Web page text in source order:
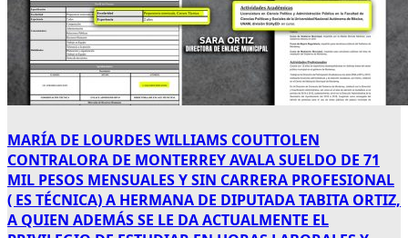
MARÍA DE LOURDES WILLIAMS COUTTOLEN
CONTRALORA DE MONTERREY AVALA SUELDO DE 71
MIL PESOS MENSUALES Y SIN CARRERA PROFESIONAL
( ES TÉCNICA) A HERMANA DE DIPUTADA TABITA ORTIZ,
A QUIEN ADEMÁS SE LE DA ACTUALMENTE EL